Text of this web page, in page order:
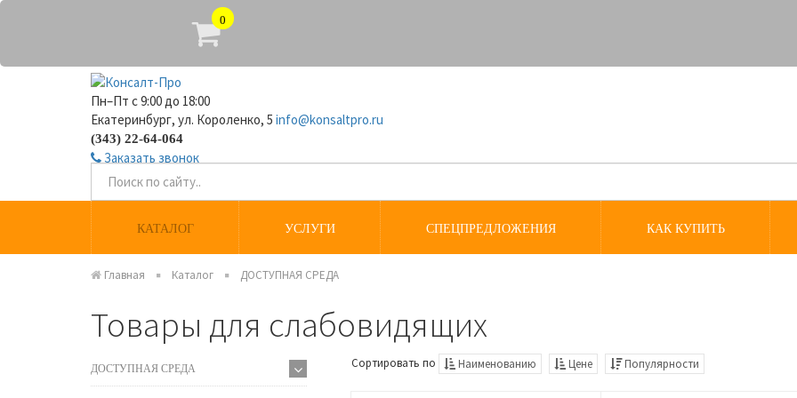
0
Пн–Пт с 9:00 до 18:00
Екатеринбург, ул. Короленко, 5 info@konsaltpro.ru
(343) 22-64-064
Заказать звонок
КАТАЛОГ УСЛУГИ СПЕЦПРЕДЛОЖЕНИЯ КАК КУПИТЬ
Главная Каталог ДОСТУПНАЯ СРЕДА
Товары для слабовидящих
ДОСТУПНАЯ СРЕДА Сортировать по Наименованию Цене Популярности